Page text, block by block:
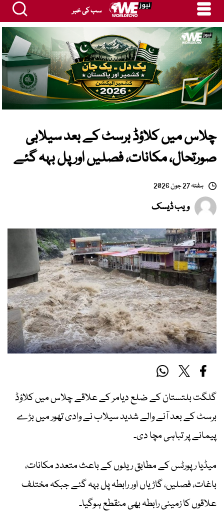
سب کی خبر
چلاس میں کلاؤڈ برسٹ کے بعد سیلابی
صورتحال، مکانات، فصلیں اور پل بہہ گئے
ہفتہ 27 جون 2026
ویب ڈیسک
گلگت بلتستان کے ضلع دیامر کے علاقے چلاس میں کلاؤڈ
برسٹ کے بعد آنے والے شدید سیلاب نے وادی تھور میں بڑے
پیمانے پر تباہی مچا دی۔
میڈیا رپورٹس کے مطابق ریلوں کے باعث متعدد مکانات،
باغات، فصلیں، گاڑیاں اور رابطہ پل بہہ گئے جبکہ مختلف
علاقوں کا زمینی رابطہ بھی منقطع ہوگیا۔